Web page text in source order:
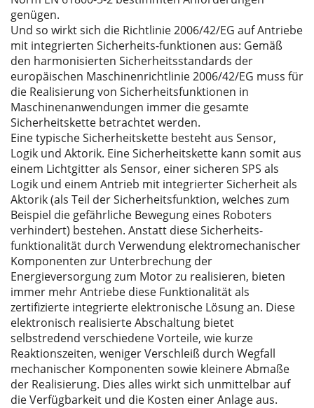
genügen.
Und so wirkt sich die Richtlinie 2006/42/EG auf Antriebe
mit integrierten Sicherheits-funktionen aus: Gemäß
den harmonisierten Sicherheitsstandards der
europäischen Maschinenrichtlinie 2006/42/EG muss für
die Realisierung von Sicherheitsfunktionen in
Maschinenanwendungen immer die gesamte
Sicherheitskette betrachtet werden.
Eine typische Sicherheitskette besteht aus Sensor,
Logik und Aktorik. Eine Sicherheitskette kann somit aus
einem Lichtgitter als Sensor, einer sicheren SPS als
Logik und einem Antrieb mit integrierter Sicherheit als
Aktorik (als Teil der Sicherheitsfunktion, welches zum
Beispiel die gefährliche Bewegung eines Roboters
verhindert) bestehen. Anstatt diese Sicherheits-
funktionalität durch Verwendung elektromechanischer
Komponenten zur Unterbrechung der
Energieversorgung zum Motor zu realisieren, bieten
immer mehr Antriebe diese Funktionalität als
zertifizierte integrierte elektronische Lösung an. Diese
elektronisch realisierte Abschaltung bietet
selbstredend verschiedene Vorteile, wie kurze
Reaktionszeiten, weniger Verschleiß durch Wegfall
mechanischer Komponenten sowie kleinere Abmaße
der Realisierung. Dies alles wirkt sich unmittelbar auf
die Verfügbarkeit und die Kosten einer Anlage aus.